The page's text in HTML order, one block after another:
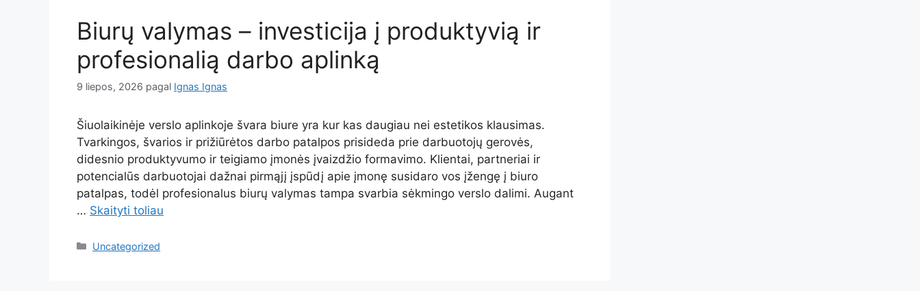
Biurų valymas – investicija į produktyvią ir
profesionalią darbo aplinką
9 liepos, 2026 pagal Ignas Ignas
Šiuolaikinėje verslo aplinkoje švara biure yra kur kas daugiau nei estetikos klausimas.
Tvarkingos, švarios ir prižiūrėtos darbo patalpos prisideda prie darbuotojų gerovės,
didesnio produktyvumo ir teigiamo įmonės įvaizdžio formavimo. Klientai, partneriai ir
potencialūs darbuotojai dažnai pirmąjį įspūdį apie įmonę susidaro vos įžengę į biuro
patalpas, todėl profesionalus biurų valymas tampa svarbia sėkmingo verslo dalimi. Augant
… Skaityti toliau
Kategorijos
Uncategorized